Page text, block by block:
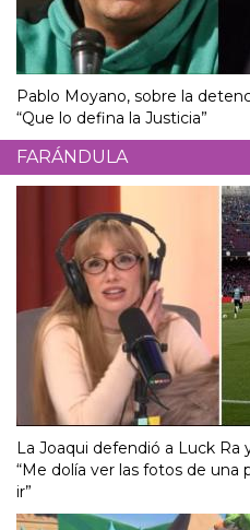
Pablo Moyano, sobre la
“Que lo defina la Justicia”
FARÁNDULA
La Joaqui defendió a Luck
“Me dolía ver las fotos de una
ir”